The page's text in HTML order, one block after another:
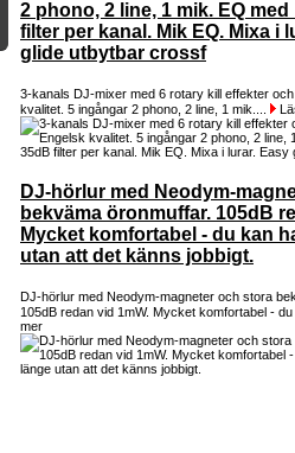
2 phono, 2 line, 1 mik. EQ
filter per kanal. Mik EQ. Mixa i
glide utbytbar crossf
3-kanals DJ-mixer med 6 rotary kill effekter
kvalitet. 5 ingångar 2 phono, 2 line, 1 mik....
DJ-hörlur med Neodym-
bekväma öronmuffar. 105dB
Mycket komfortabel - du kan
utan att det känns jobbigt.
DJ-hörlur med Neodym-magneter och stora
105dB redan vid 1mW. Mycket komfortabel -
mer